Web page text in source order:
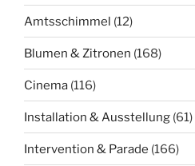
Amtsschimmel (12)
Blumen & Zitronen (168)
Cinema (116)
Installation & Ausstellung (61)
Intervention & Parade (166)